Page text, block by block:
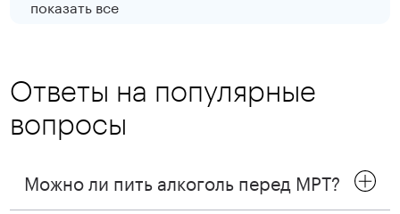
показать все
Ответы на популярные
вопросы
Можно ли пить алкоголь перед МРТ?